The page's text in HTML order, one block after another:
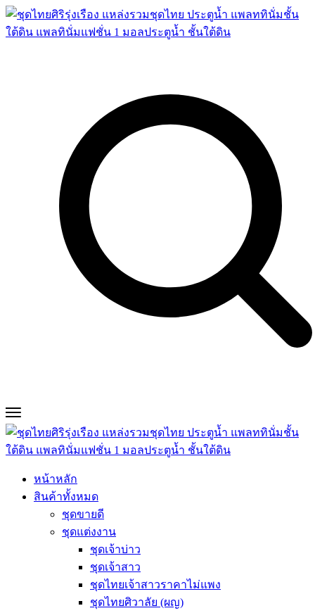
หน้าหลัก
สินค้าทั้งหมด
ชุดขายดี
ชุดแต่งงาน
ชุดเจ้าบ่าว
ชุดเจ้าสาว
ชุดไทยเจ้าสาวราคาไม่แพง
ชุดไทยศิวาลัย (ผญ)